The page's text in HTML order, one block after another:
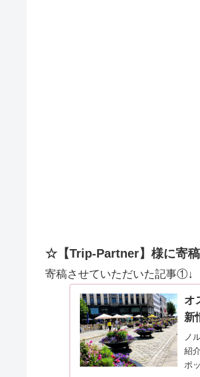
☆【Trip-Partner】様に寄
寄稿させていただいた記事①↓
オ
新
ノ
紹
ポ